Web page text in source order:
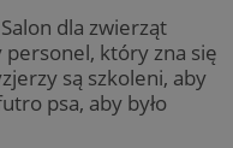
dla zwierząt
który zna się
są szkoleni, aby
psa, aby było